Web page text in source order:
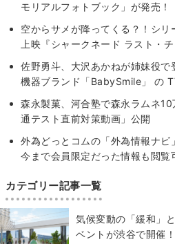
モリアルフォトブック」が発売！
空からサメが降ってくる？！シリ
上映『シャークネード ラスト・
佐野勇斗、大沢あかねが姉妹役
機器ブランド「BabySmile」 の
森永製菓、河合塾で森永ラムネ
通テスト直前対策動画」公開
外為どっとコムの「外為情報ナビ
今まで会員限定だった情報も閲覧
カテゴリー記事一覧
気候変動の「緩和」
ベントが渋谷で開催